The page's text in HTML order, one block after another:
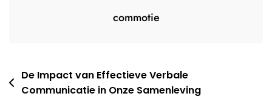
commotie
Berichtnavigatie
De Impact van Effectieve Verbale
Communicatie in Onze Samenleving